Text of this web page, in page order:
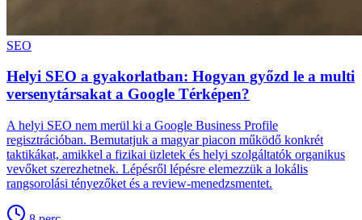
SEO
Helyi SEO a gyakorlatban: Hogyan győzd le a multi
versenytársakat a Google Térképen?
A helyi SEO nem merül ki a Google Business Profile
regisztrációban. Bemutatjuk a magyar piacon működő konkrét
taktikákat, amikkel a fizikai üzletek és helyi szolgáltatók organikus
vevőket szerezhetnek. Lépésről lépésre elemezzük a lokális
rangsorolási tényezőket és a review-menedzsmentet.